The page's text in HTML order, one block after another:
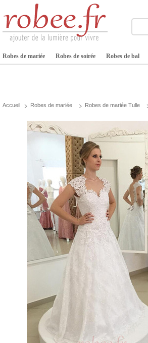
Robes de mariée Robes de soirée Robes de bal
Accueil Robes de mariée Robes de mariée Tulle